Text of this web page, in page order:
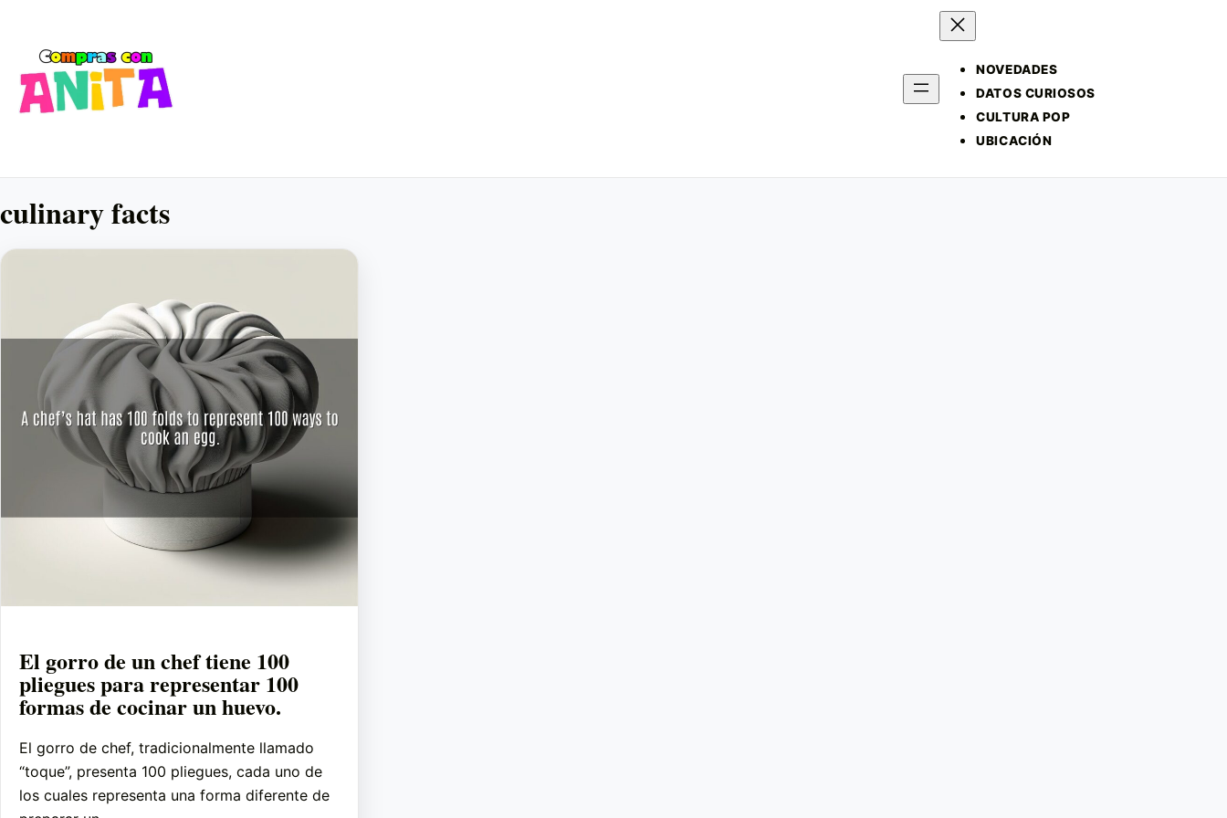
NOVEDADES
DATOS CURIOSOS
CULTURA POP
UBICACIÓN
culinary facts
El gorro de un chef tiene 100
pliegues para representar 100
formas de cocinar un huevo.
El gorro de chef, tradicionalmente llamado
“toque”, presenta 100 pliegues, cada uno de
los cuales representa una forma diferente de